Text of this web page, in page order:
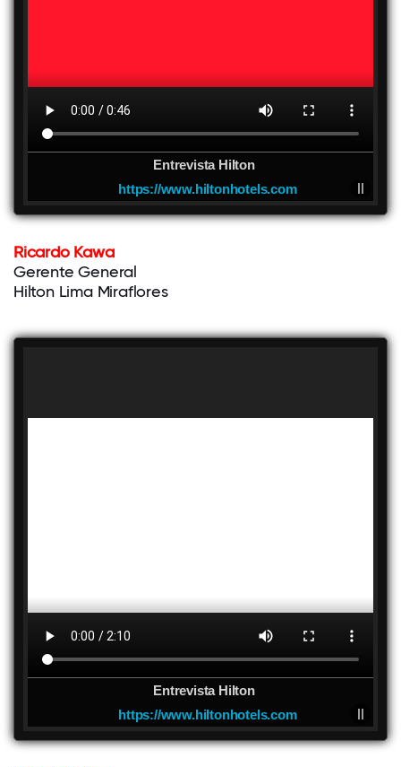
Entrevista Hilton
https://www.hiltonhotels.com
Ricardo Kawa
Gerente General
Hilton Lima Miraflores
Entrevista Hilton
https://www.hiltonhotels.com